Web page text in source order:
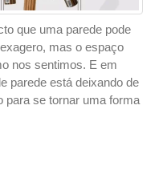
que uma parede pode
mas o espaço
nos sentimos. E em
parede está deixando de
para se tornar uma forma